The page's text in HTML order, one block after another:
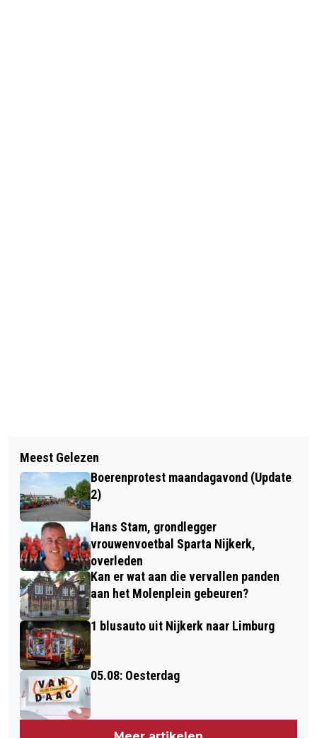
DE START VAN ONZE REPORTAGES
VANAF DE ALPE D'HUEZ (VIDEO)
ALPE D'HUZES, DE VERWACHTINGEN
VAN RINA EN COLINDA HOP
Meest Gelezen
Boerenprotest maandagavond (Update
2)
Hans Stam, grondlegger
vrouwenvoetbal Sparta Nijkerk,
overleden
Kan er wat aan die vervallen panden
aan het Molenplein gebeuren?
1 blusauto uit Nijkerk naar Limburg
05.08: Oesterdag